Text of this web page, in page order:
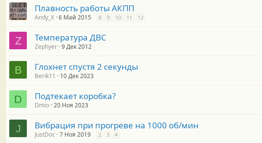
Плавность работы АКПП
Andy_X 6 Май 2015 8 9 10 11 12
Z Температура ДВС
Zephyer 9 Дек 2012
B Глохнет спустя 2 секунды
Berik11 10 Дек 2023
D Подтекает коробка?
Dmio 20 Ноя 2023
J Вибрация при прогреве на 1000 об/мин
JustDoc 7 Ноя 2019 2 3 4